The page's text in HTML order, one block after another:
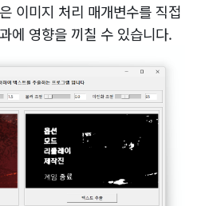
이미지 처리 매개변수를 직접
에 영향을 끼칠 수 있습니다.